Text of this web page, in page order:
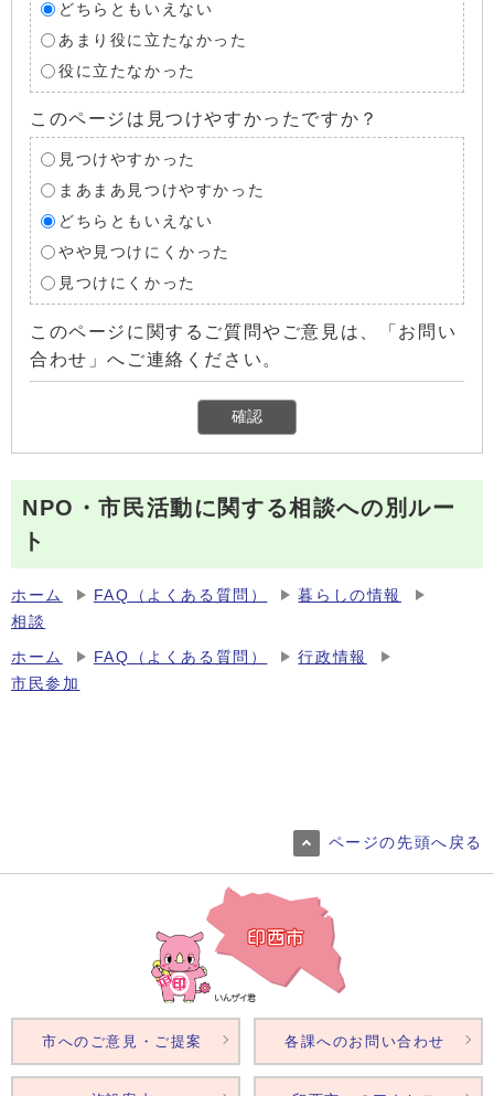
どちらともいえない
あまり役に立たなかった
役に立たなかった
このページは見つけやすかったですか？
見つけやすかった
まあまあ見つけやすかった
どちらともいえない
やや見つけにくかった
見つけにくかった
このページに関するご質問やご意見は、「お問い
合わせ」へご連絡ください。
NPO・市民活動に関する相談への別ルー
ト
ホーム FAQ（よくある質問）
暮らしの情報
相談
ホーム FAQ（よくある質問）
行政情報
市民参加
ページの先頭へ戻る
市へのご意見・ご提案 各課へのお問い合わせ